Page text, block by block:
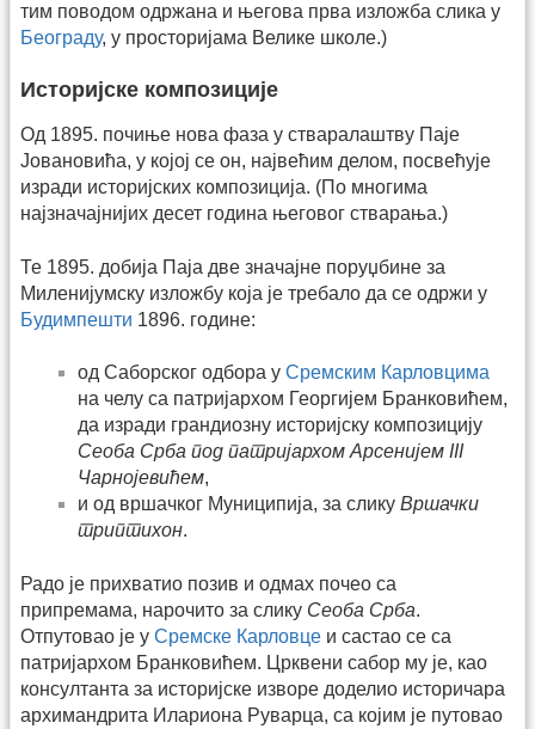
тим поводом одржана и његова прва изложба слика у
Београду, у просторијама Велике школе.)
Историјске композиције
Од 1895. почиње нова фаза у стваралаштву Паје
Јовановића, у којој се он, највећим делом, посвећује
изради историјских композиција. (По многима
најзначајнијих десет година његовог стварања.)
Те 1895. добија Паја две значајне поруџбине за
Миленијумску изложбу која је требало да се одржи у
Будимпешти 1896. године:
од Саборског одбора у Сремским Карловцима
на челу са патријархом Георгијем Бранковићем,
да изради грандиозну историјску композицију
Сеоба Срба под патријархом Арсенијем III
Чарнојевићем,
и од вршачког Муниципија, за слику Вршачки
триптихон.
Радо је прихватио позив и одмах почео са
припремама, нарочито за слику Сеоба Срба.
Отпутовао је у Сремске Карловце и састао се са
патријархом Бранковићем. Црквени сабор му је, као
консултанта за историјске изворе доделио историчара
архимандрита Илариона Руварца, са којим је путовао